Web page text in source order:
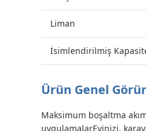
Liman
İsimlendirilmiş
Ürün Genel
Maksimum boşaltma
uygulamalarEvinizi,